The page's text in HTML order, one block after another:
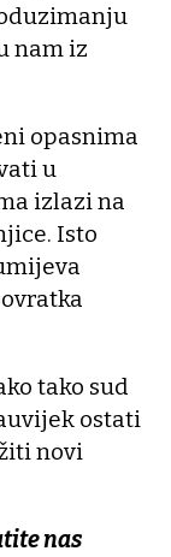
nam iz
opasnima
u
izlazi na
Isto
tako sud
ostati
novi
nas